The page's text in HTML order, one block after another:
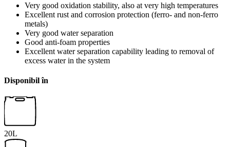
Very good oxidation stability, also at very high temperatures
Excellent rust and corrosion protection (ferro- and non-ferro
metals)
Very good water separation
Good anti-foam properties
Excellent water separation capability leading to removal of
excess water in the system
Disponibil în
20L